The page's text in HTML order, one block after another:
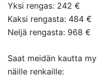
Yksi rengas: 242 €
Kaksi rengasta: 484 €
Neljä rengasta: 968 €
Saat meidän kautta
näille renkaille: